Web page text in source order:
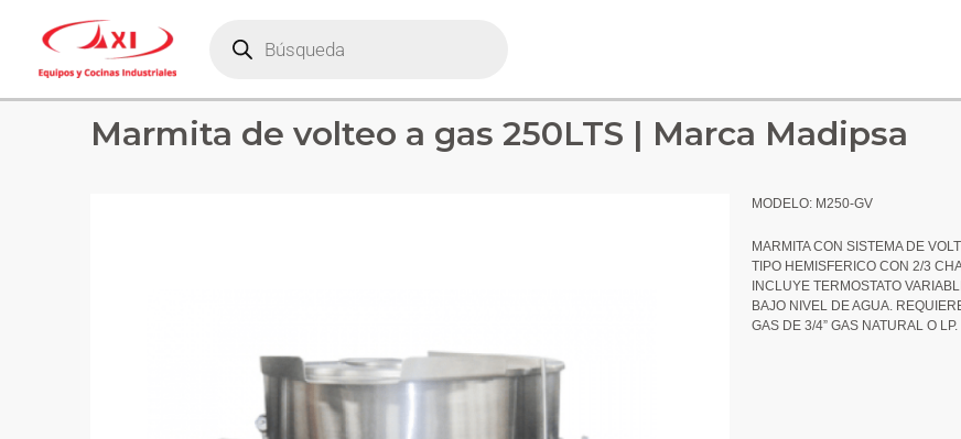
Marmita de volteo a gas 250LTS | Marca Madipsa
MODELO: M250-GV
MARMITA CON SISTEMA DE
TIPO HEMISFERICO CON 2/3
INCLUYE TERMOSTATO
BAJO NIVEL DE AGUA.
GAS DE 3/4” GAS NATURAL O LP.